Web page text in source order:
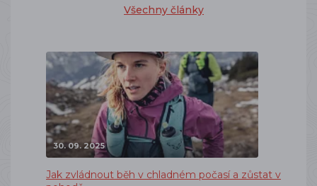
Všechny články
30. 09. 2025
Jak zvládnout běh v chladném počasí a zůstat v